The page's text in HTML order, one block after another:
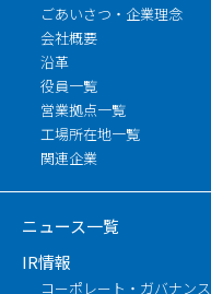
ごあいさつ・企業理念
会社概要
沿革
役員一覧
営業拠点一覧
工場所在地一覧
関連企業
ニュース一覧
IR情報
コーポレート・ガバナンス